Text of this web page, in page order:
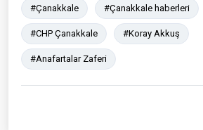
#Çanakkale #Çanakkale haberleri
#CHP Çanakkale #Koray Akkuş
#Anafartalar Zaferi